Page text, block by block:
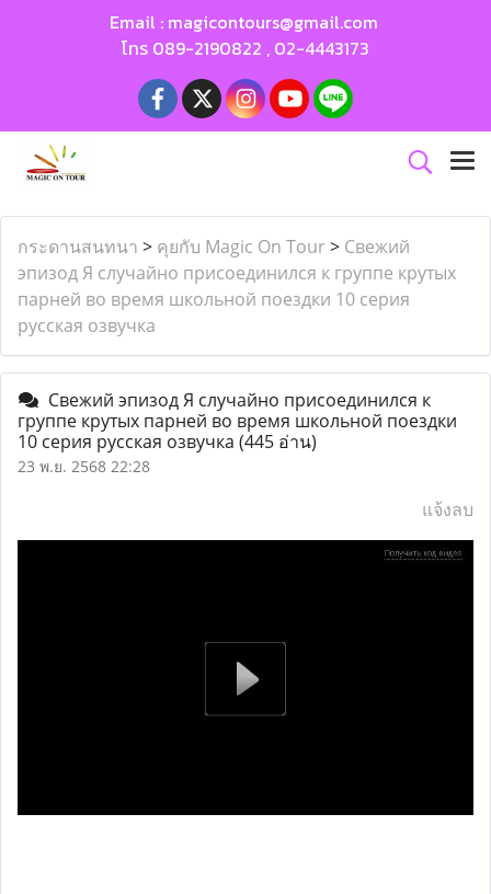
Email : magicontours@gmail.com
โทร 089-2190822 , 02-4443173
กระดานสนทนา > คุยกับ Magic On Tour > Свежий
эпизод Я случайно присоединился к группе крутых
парней во время школьной поездки 10 серия
русская озвучка
Свежий эпизод Я случайно присоединился к
группе крутых парней во время школьной поездки
10 серия русская озвучка (445 อ่าน)
23 พ.ย. 2568 22:28
แจ้งลบ